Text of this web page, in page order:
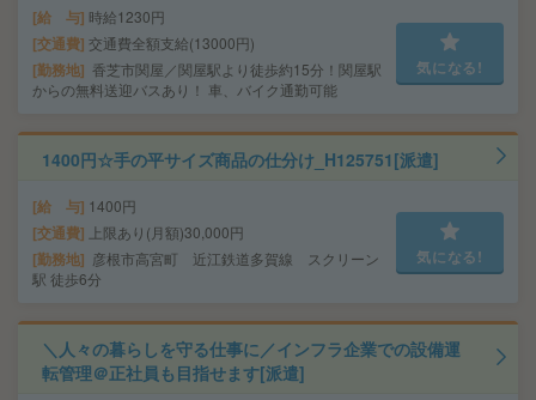
給 与 時給1230円
交通費 交通費全額支給(13000円)
勤務地 香芝市関屋／関屋駅より徒歩約15分！関屋駅
からの無料送迎バスあり！ 車、バイク通勤可能
気になる!
1400円☆手の平サイズ商品の仕分け_H125751[派遣]
給 与 1400円
交通費 上限あり(月額)30,000円
勤務地
彦根市高宮町 近江鉄道多賀線 スクリーン
駅 徒歩6分
気になる!
＼人々の暮らしを守る仕事に／インフラ企業での設備運
転管理＠正社員も目指せます[派遣]